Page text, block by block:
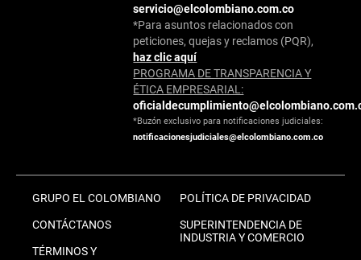
servicio@elcolombiano.com.co
*Para asuntos relacionados con
peticiones, quejas y reclamos (PQR),
haz clic aquí
PROGRAMA DE TRANSPARENCIA Y
ÉTICA EMPRESARIAL:
*Buzón exclusivo para notificaciones judiciales:
notificacionesjudiciales@elcolombiano.com.co
GRUPO EL COLOMBIANO
CONTÁCTANOS
TÉRMINOS Y
POLÍTICA DE PRIVACIDAD
SUPERINTENDENCIA DE
INDUSTRIA Y COMERCIO